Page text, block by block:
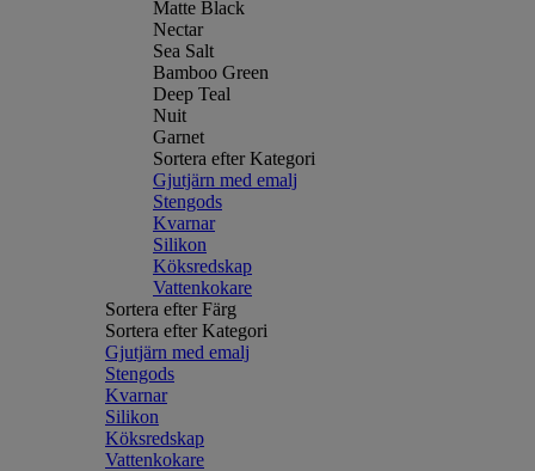
Matte Black
Nectar
Sea Salt
Bamboo Green
Deep Teal
Nuit
Garnet
Sortera efter Kategori
Gjutjärn med emalj
Stengods
Kvarnar
Silikon
Köksredskap
Vattenkokare
Sortera efter Färg
Sortera efter Kategori
Gjutjärn med emalj
Stengods
Kvarnar
Silikon
Köksredskap
Vattenkokare